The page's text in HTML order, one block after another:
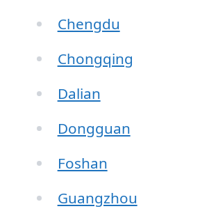
Chengdu
Chongqing
Dalian
Dongguan
Foshan
Guangzhou